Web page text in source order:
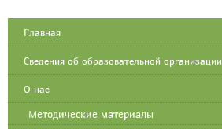
Главная
Сведения об образовательной организации
О нас
Методические материалы